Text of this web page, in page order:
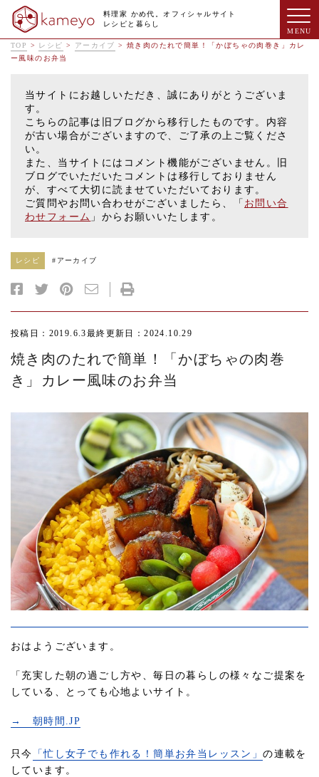
料理家 かめ代。オフィシャルサイト
レシピと暮らし
TOP > レシピ > アーカイブ >焼き肉のたれで簡単！「かぼちゃの肉巻き」カレ
ー風味のお弁当
当サイトにお越しいただき、誠にありがとうございま
す。
こちらの記事は旧ブログから移行したものです。内容
が古い場合がございますので、ご了承の上ご覧くださ
い。
また、当サイトにはコメント機能がございません。旧
ブログでいただいたコメントは移行しておりません
が、すべて大切に読ませていただいております。
ご質問やお問い合わせがございましたら、「 お問い合
わせフォーム 」からお願いいたします。
レシピ # アーカイブ
投稿日：2019.6.3最終更新日：2024.10.29
焼き肉のたれで簡単！「かぼちゃの肉巻
き」カレー風味のお弁当
おはようございます。
「充実した朝の過ごし方や、毎日の暮らしの様々なご提案を
している、とっても心地よいサイト。
→ 朝時間.JP
只今 「忙し女子でも作れる！簡単お弁当レッスン」の連載を
しています。